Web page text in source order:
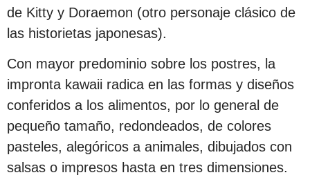
de Kitty y Doraemon (otro personaje clásico de
las historietas japonesas).
Con mayor predominio sobre los postres, la
impronta kawaii radica en las formas y diseños
conferidos a los alimentos, por lo general de
pequeño tamaño, redondeados, de colores
pasteles, alegóricos a animales, dibujados con
salsas o impresos hasta en tres dimensiones.